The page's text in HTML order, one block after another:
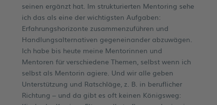
seinen ergänzt hat. Im strukturierten Mentoring sehe
ich das als eine der wichtigsten Aufgaben:
Erfahrungshorizonte zusammenzuführen und
Handlungsalternativen gegeneinander abzuwägen.
Ich habe bis heute meine Mentorinnen und
Mentoren für verschiedene Themen, selbst wenn ich
selbst als Mentorin agiere. Und wir alle geben
Unterstützung und Ratschläge, z. B. in beruflicher
Richtung – und da gibt es oft keinen Königsweg: